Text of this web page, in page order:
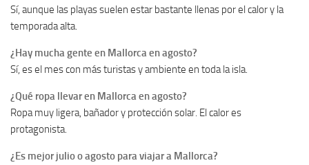
Sí, aunque las playas suelen estar bastante llenas por el calor y la
temporada alta.
¿Hay mucha gente en Mallorca en agosto?
Sí, es el mes con más turistas y ambiente en toda la isla.
¿Qué ropa llevar en Mallorca en agosto?
Ropa muy ligera, bañador y protección solar. El calor es
protagonista.
¿Es mejor julio o agosto para viajar a Mallorca?